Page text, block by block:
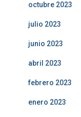
octubre 2023
julio 2023
junio 2023
abril 2023
febrero 2023
enero 2023